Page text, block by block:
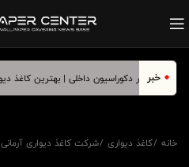
خبر
خانه کاغذ دیواری شرکت کاغذ دیواری آرمانی ARMANI